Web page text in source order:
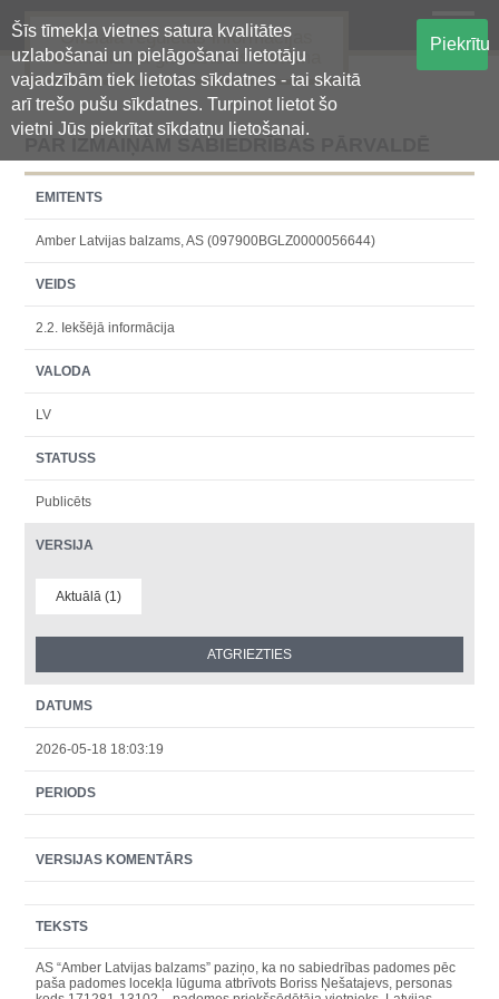
Šīs tīmekļa vietnes satura kvalitātes
uzlabošanai un pielāgošanai lietotāju
vajadzībām tiek lietotas sīkdatnes - tai skaitā
arī trešo pušu sīkdatnes. Turpinot lietot šo
vietni Jūs piekrītat sīkdatņu lietošanai.
Piekrītu
Oficiālā regulētās informācijas
centralizētā glabāšanas sistēma
PAR IZMAIŅĀM SABIEDRĪBAS PĀRVALDĒ
EMITENTS
Amber Latvijas balzams, AS (097900BGLZ0000056644)
VEIDS
2.2. Iekšējā informācija
VALODA
LV
STATUSS
Publicēts
VERSIJA
Aktuālā (1)
DATUMS
2026-05-18 18:03:19
PERIODS
VERSIJAS KOMENTĀRS
TEKSTS
AS “Amber Latvijas balzams” paziņo, ka no sabiedrības padomes pēc
paša padomes locekļa lūguma atbrīvots Boriss Ņešatajevs, personas